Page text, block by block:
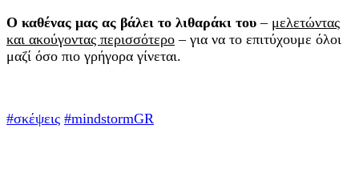
Ο καθένας μας ας βάλει το λιθαράκι του – μελετώντας
και ακούγοντας περισσότερο – για να το επιτύχουμε όλοι
μαζί όσο πιο γρήγορα γίνεται.
#σκέψεις #mindstormGR